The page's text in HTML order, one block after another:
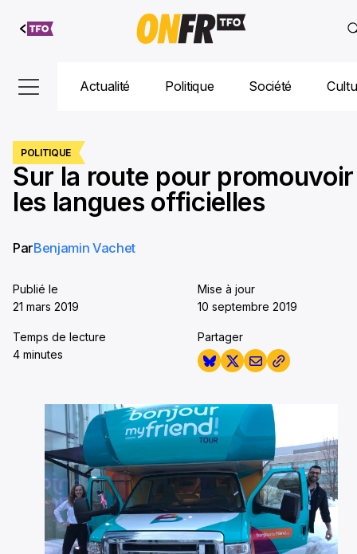
Aller au
contenu
Actualité Politique Société
POLITIQUE
Sur la route pour promouvoir
les langues officielles
ParBenjamin Vachet
Publié le
21 mars 2019
Mise à jour
10 septembre 2019
Temps de lecture
4 minutes
Partager